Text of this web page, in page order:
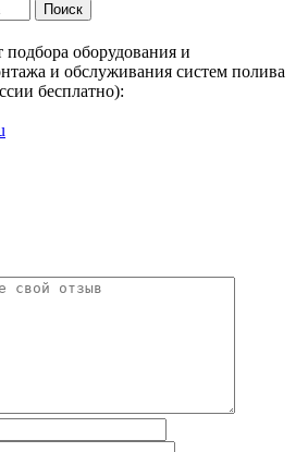
Поиск
оборудования и
и обслуживания систем полива
бесплатно):